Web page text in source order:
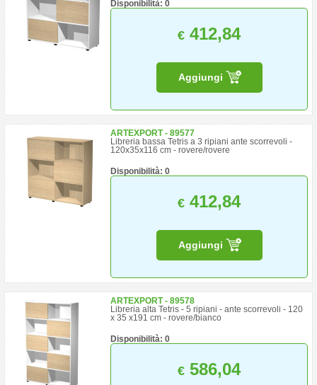
Disponibilità: 0
€ 412,84
Aggiungi
ARTEXPORT - 89577
Libreria bassa Tetris a 3 ripiani ante scorrevoli -
120x35x116 cm - rovere/rovere
Disponibilità: 0
€ 412,84
Aggiungi
ARTEXPORT - 89578
Libreria alta Tetris - 5 ripiani - ante scorrevoli - 120
x 35 x191 cm - rovere/bianco
Disponibilità: 0
€ 586,04